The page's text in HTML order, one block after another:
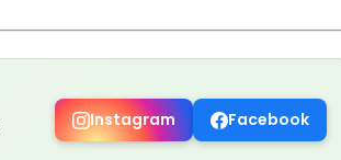
Instagram Facebook